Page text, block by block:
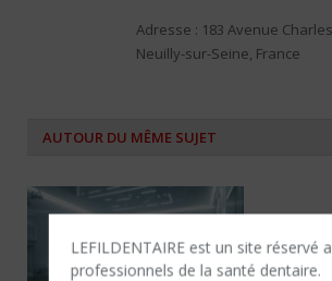
LEFILDENTAIRE est un site réservé
professionnels de la santé dentaire.
Adresse : 183 Avenue
Neuilly-sur-Seine, France
AUTOUR DU MÊME SUJET